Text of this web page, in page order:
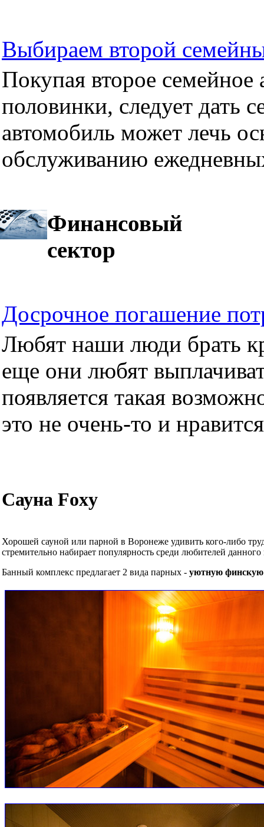
Выбираем второй
Покупая второе семейное
половинки, следует дать
автомобиль может лечь
обслуживанию
Финансовый
сектор
Досрочное погашение
Любят наши люди брать
еще они любят
появляется такая
это не очень-то и
Сауна Foxy
Хорошей сауной или парной в Воронеже удивить кого-либо
стремительно набирает популярность среди любителей
Банный комплекс предлагает 2 вида парных - уютную финскую